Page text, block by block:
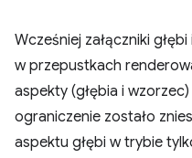
Wcześniej załączniki
w przepustkach
aspekty (głębia i
ograniczenie zostało
aspektu głębi w trybie